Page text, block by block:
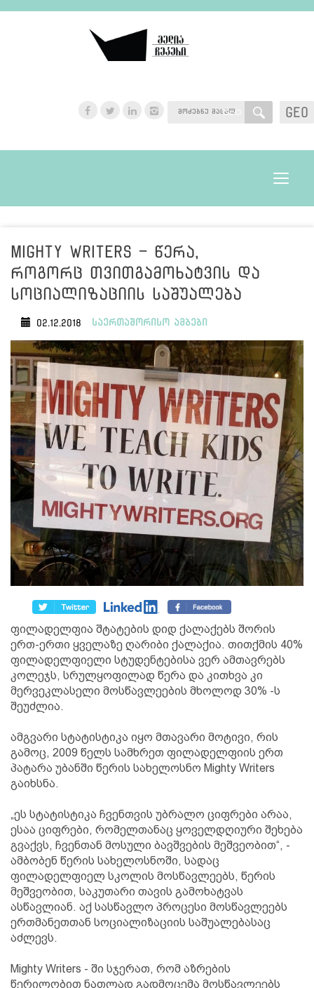
GEO
GEO
Toggle
Mighty Writers - წერა,
როგორც თვითგამოხატვის და
სოციალიზაციის საშუალება
02.12.2018 საერთაშორისო ამბები
ფილადელფია შტატების დიდ ქალაქებს შორის
ერთ-ერთი ყველაზე ღარიბი ქალაქია. თითქმის 40%
ფილადელფიელი სტუდენტებისა ვერ ამთავრებს
კოლეჯს, სრულყოფილად წერა და კითხვა კი
მერვეკლასელი მოსწავლეების მხოლოდ 30% -ს
შეუძლია.
ამგვარი სტატისტიკა იყო მთავარი მოტივი, რის
გამოც, 2009 წელს სამხრეთ ფილადელფიის ერთ
პატარა უბანში წერის სახელოსნო Mighty Writers
გაიხსნა.
„ეს სტატისტიკა ჩვენთვის უბრალო ციფრები არაა,
ესაა ციფრები, რომელთანაც ყოველდღიური შეხება
გვაქვს, ჩვენთან მოსული ბავშვების მეშვეობით“, -
ამბობენ წერის სახელოსნოში, სადაც
ფილადელფიელ სკოლის მოსწავლეებს, წერის
მეშვეობით, საკუთარი თავის გამოხატვას
ასწავლიან. აქ სასწავლო პროცესი მოსწავლეებს
ერთმანეთთან სოციალიზაციის საშუალებასაც
აძლევს.
Mighty Writers - ში სჯერათ, რომ აზრების
წერილობით ნათლად გადმოცემა მოსწავლეებს